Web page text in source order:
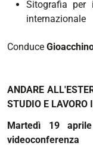
Sitografia per
internazionale
Conduce
ANDARE
STUDIO E
Martedì 19
videoconferenza